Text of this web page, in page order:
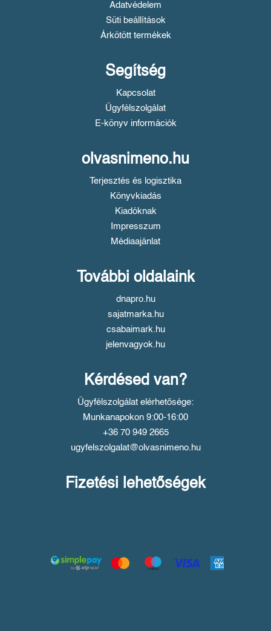
Adatvédelem
Süti beállítások
Árkötött termékek
Segítség
Kapcsolat
Ügyfélszolgálat
E-könyv információk
olvasnimeno.hu
Terjesztés és logisztika
Könyvkiadás
Kiadóknak
Impresszum
Médiaajánlat
További oldalaink
dnapro.hu
sajatmarka.hu
csabaimark.hu
jelenvagyok.hu
Kérdésed van?
Ügyfélszolgálat elérhetősége:
Munkanapokon 9:00-16:00
+36 70 949 2665
ugyfelszolgalat@olvasnimeno.hu
Fizetési lehetőségek